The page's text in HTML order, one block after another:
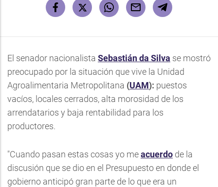
El senador nacionalista Sebastián da Silva se mostró
preocupado por la situación que vive la Unidad
Agroalimentaria Metropolitana (UAM): puestos
vacíos, locales cerrados, alta morosidad de los
arrendatarios y baja rentabilidad para los
productores.
"Cuando pasan estas cosas yo meacuerdo de la
discusión que se dio en el Presupuesto en donde el
gobierno anticipó gran parte de lo que era un